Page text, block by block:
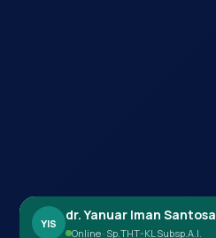
YIS dr. Yanuar Iman Santosa
Online · Sp.THT-KL Subsp.A.I.